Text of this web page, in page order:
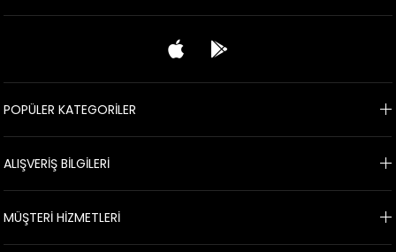
POPÜLER KATEGORİLER
ALIŞVERİŞ BİLGİLERİ
MÜŞTERİ HİZMETLERİ